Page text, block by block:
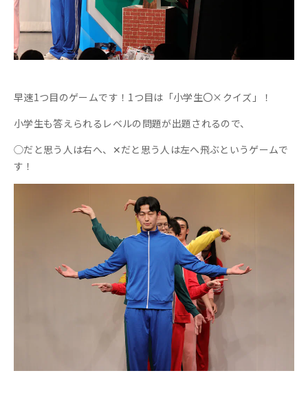
早速1つ目のゲームです！1つ目は「小学生〇×クイズ」！
小学生も答えられるレベルの問題が出題されるので、
◯だと思う人は右へ、✕だと思う人は左へ飛ぶというゲームで
す！